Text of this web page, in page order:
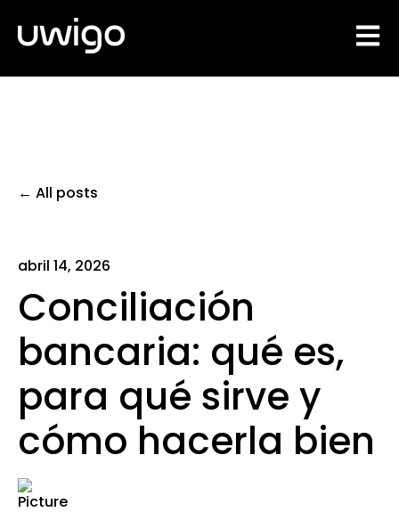
All posts
abril 14, 2026
Conciliación
bancaria: qué es,
para qué sirve y
cómo hacerla bien